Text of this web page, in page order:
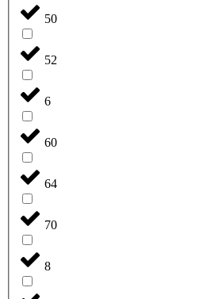
50
52
6
60
64
70
8